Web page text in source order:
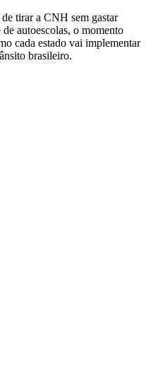
tirar a CNH sem gastar
autoescolas, o momento
cada estado vai implementar
brasileiro.